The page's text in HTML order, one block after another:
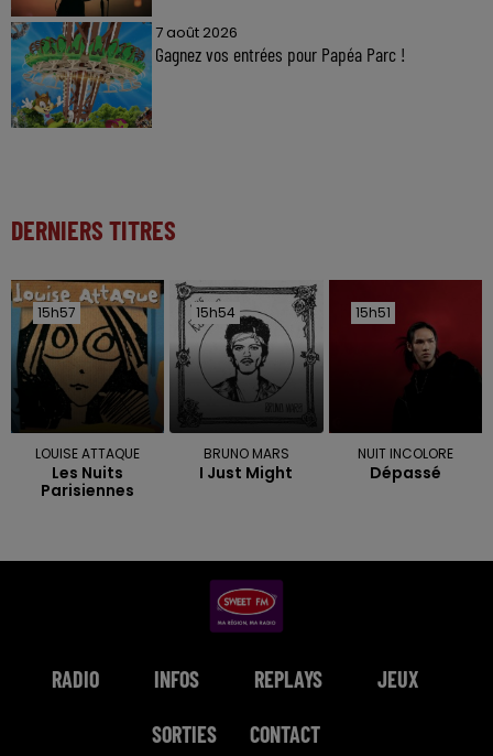
7 août 2026
Gagnez vos entrées pour Papéa Parc !
DERNIERS TITRES
15h57
15h57
LOUISE ATTAQUE
Les Nuits
Parisiennes
15h54
15h54
BRUNO MARS
I Just Might
15h51
15h51
NUIT INCOLORE
Dépassé
RADIO INFOS REPLAYS JEUX
SORTIES CONTACT